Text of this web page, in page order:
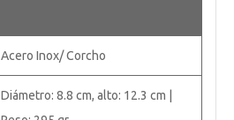
Acero Inox/ Corcho
Diámetro: 8.8 cm, alto: 12.3 cm |